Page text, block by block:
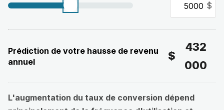
$
Prédiction de votre hausse de revenu
annuel
$
432
000
L'augmentation du taux de conversion dépend